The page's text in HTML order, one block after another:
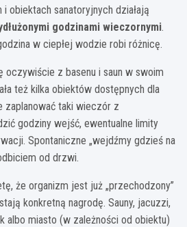
obiektach sanatoryjnych działają
godzinami wieczornymi.
w ciepłej wodzie robi różnicę.
oczywiście z basenu i saun w swoim
też kilka obiektów dostępnych dla
taki wieczór z
godziny wejść, ewentualne limity
Spontaniczne „wejdźmy gdzieś na
od drzwi.
że organizm jest już „przechodzony”
konkretną nagrodę. Sauny, jacuzzi,
albo miasto (w zależności od obiektu)